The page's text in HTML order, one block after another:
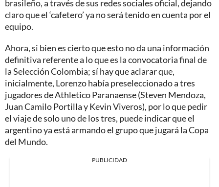
brasileño, a través de sus redes sociales oficial, dejando
claro que el ‘cafetero’ ya no será tenido en cuenta por el
equipo.
Ahora, si bien es cierto que esto no da una información
definitiva referente a lo que es la convocatoria final de
la Selección Colombia; sí hay que aclarar que,
inicialmente, Lorenzo había preseleccionado a tres
jugadores de Athletico Paranaense (Steven Mendoza,
Juan Camilo Portilla y Kevin Viveros), por lo que pedir
el viaje de solo uno de los tres, puede indicar que el
argentino ya está armando el grupo que jugará la Copa
del Mundo.
PUBLICIDAD